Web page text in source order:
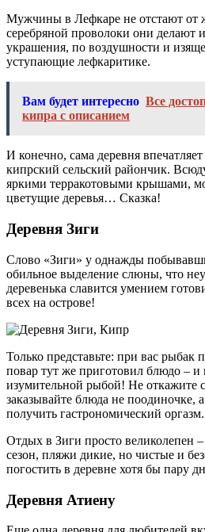
Мужчины в Лефкаре не отстают от
серебряной проволоки они делают
украшения, по воздушности и
уступающие лефкаритике.
Вам будет интересно Все
кипра с описанием
И конечно, сама деревня
кипрский сельский райончик.
яркими терракотовыми крышами,
цветущие деревья… Сказка!
Деревня Зиги
Слово «Зиги» у однажды
обильное выделение слюны, что
деревенька славится умением
всех на острове!
Только представьте: при вас рыбак
повар тут же приготовил блюдо – и
изумительной рыбой! Не откажите
заказывайте блюда не поодиночке,
получить гастрономический оргазм.
Отдых в Зиги просто великолепен –
сезон, пляжи дикие, но чистые и
погостить в деревне хотя бы пару
Деревня Атиену